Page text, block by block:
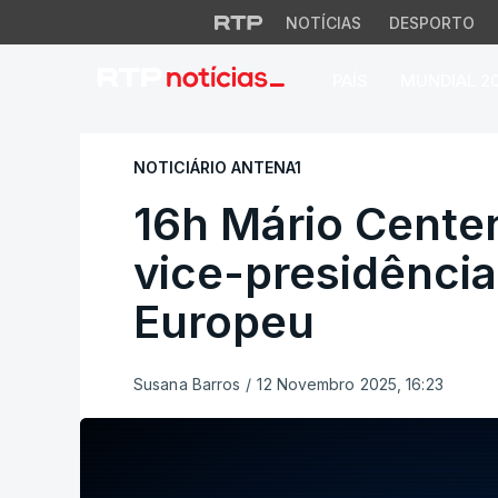
NOTÍCIAS DESPORTO
16h Mário
NOTICIÁRIO ANTENA1
16h Mário
vice-
Europeu
Susana Barros / 12 Novembro 2025, 16:23